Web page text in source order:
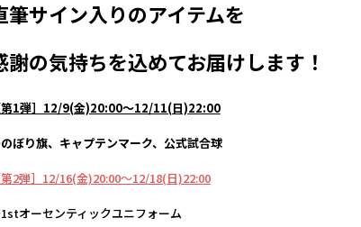
筆サイン入りのアイテムを
謝の気持ちを込めてお届けします！
第1弾］12/9(金)20:00〜12/11(日)22:00
ぼり旗、キャプテンマーク、公式試合球
第2弾］12/16(金)20:00～12/18(日)22:00
オーセンティックユニフォーム